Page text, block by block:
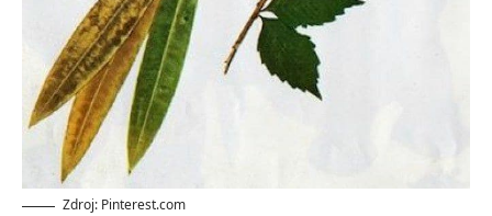
Zdroj: Pinterest.com